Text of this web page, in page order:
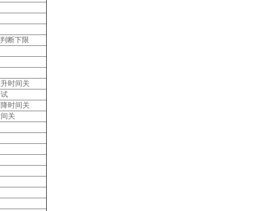
断下限
时间关
时间关
关